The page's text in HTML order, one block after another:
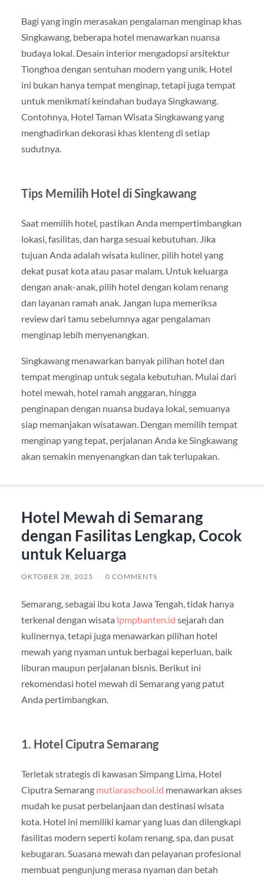
Bagi yang ingin merasakan pengalaman menginap khas
Singkawang, beberapa hotel menawarkan nuansa
budaya lokal. Desain interior mengadopsi arsitektur
Tionghoa dengan sentuhan modern yang unik. Hotel
ini bukan hanya tempat menginap, tetapi juga tempat
untuk menikmati keindahan budaya Singkawang.
Contohnya, Hotel Taman Wisata Singkawang yang
menghadirkan dekorasi khas klenteng di setiap
sudutnya.
Tips Memilih Hotel di Singkawang
Saat memilih hotel, pastikan Anda mempertimbangkan
lokasi, fasilitas, dan harga sesuai kebutuhan. Jika
tujuan Anda adalah wisata kuliner, pilih hotel yang
dekat pusat kota atau pasar malam. Untuk keluarga
dengan anak-anak, pilih hotel dengan kolam renang
dan layanan ramah anak. Jangan lupa memeriksa
review dari tamu sebelumnya agar pengalaman
menginap lebih menyenangkan.
Singkawang menawarkan banyak pilihan hotel dan
tempat menginap untuk segala kebutuhan. Mulai dari
hotel mewah, hotel ramah anggaran, hingga
penginapan dengan nuansa budaya lokal, semuanya
siap memanjakan wisatawan. Dengan memilih tempat
menginap yang tepat, perjalanan Anda ke Singkawang
akan semakin menyenangkan dan tak terlupakan.
Hotel Mewah di Semarang
dengan Fasilitas Lengkap, Cocok
untuk Keluarga
OKTOBER 28, 2025 / 0 COMMENTS
Semarang, sebagai ibu kota Jawa Tengah, tidak hanya
terkenal dengan wisata lpmpbanten.id sejarah dan
kulinernya, tetapi juga menawarkan pilihan hotel
mewah yang nyaman untuk berbagai keperluan, baik
liburan maupun perjalanan bisnis. Berikut ini
rekomendasi hotel mewah di Semarang yang patut
Anda pertimbangkan.
1. Hotel Ciputra Semarang
Terletak strategis di kawasan Simpang Lima, Hotel
Ciputra Semarang mutiaraschool.id menawarkan akses
mudah ke pusat perbelanjaan dan destinasi wisata
kota. Hotel ini memiliki kamar yang luas dan dilengkapi
fasilitas modern seperti kolam renang, spa, dan pusat
kebugaran. Suasana mewah dan pelayanan profesional
membuat pengunjung merasa nyaman dan betah